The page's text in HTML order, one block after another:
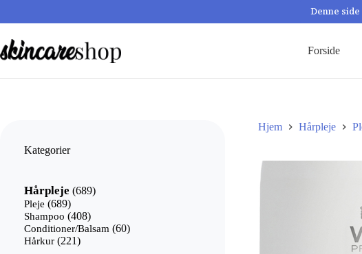
Denne
Forside
Hjem Hårpleje
Kategorier
Hårpleje 689689
Pleje 689689
varer
Shampoo 408408
varer
Conditioner/Balsam 6060
Hårkur 221221